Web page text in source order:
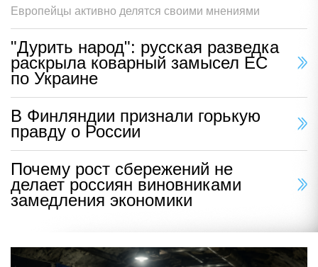
Европейцы активно делятся своими мнениями
"Дурить народ": русская разведка
раскрыла коварный замысел ЕС
по Украине
В Финляндии признали горькую
правду о России
Почему рост сбережений не
делает россиян виновниками
замедления экономики